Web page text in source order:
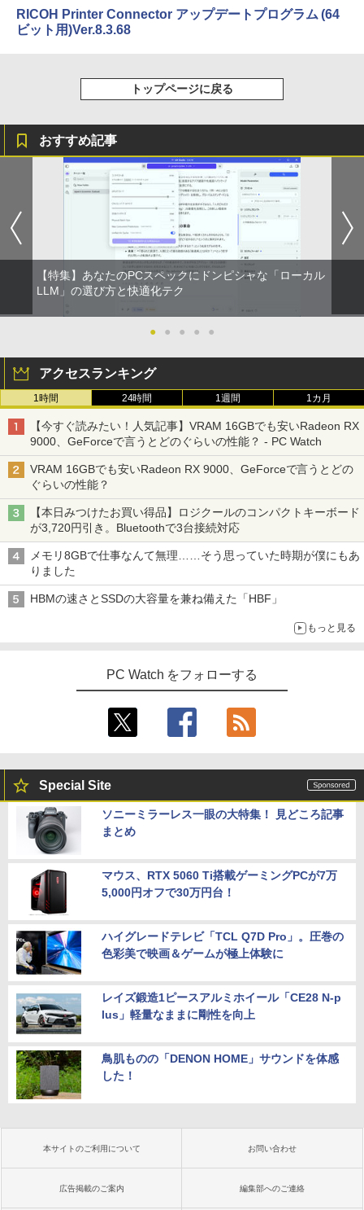
RICOH Printer Connector アップデートプログラム (64
ビット用)Ver.8.3.68
トップページに戻る
おすすめ記事
【特集】あなたのPCスペックにドンピシャな「ローカル
LLM」の選び方と快適化テク
● ● ● ● ●
アクセスランキング
1時間 24時間 1週間 1カ月
【今すぐ読みたい！人気記事】VRAM 16GBでも安いRadeon RX
9000、GeForceで言うとどのぐらいの性能？ - PC Watch
VRAM 16GBでも安いRadeon RX 9000、GeForceで言うとどの
ぐらいの性能？
【本日みつけたお買い得品】ロジクールのコンパクトキーボード
が3,720円引き。Bluetoothで3台接続対応
メモリ8GBで仕事なんて無理……そう思っていた時期が僕にもあ
りました
HBMの速さとSSDの大容量を兼ね備えた「HBF」
もっと見る
PC Watch をフォローする
Special Site
ソニーミラーレス一眼の大特集！ 見どころ記事
まとめ
マウス、RTX 5060 Ti搭載ゲーミングPCが7万
5,000円オフで30万円台！
ハイグレードテレビ「TCL Q7D Pro」。圧巻の
色彩美で映画＆ゲームが極上体験に
レイズ鍛造1ピースアルミホイール「CE28 N-p
lus」軽量なままに剛性を向上
鳥肌ものの「DENON HOME」サウンドを体感
した！
本サイトのご利用について お問い合わせ
広告掲載のご案内 編集部へのご連絡